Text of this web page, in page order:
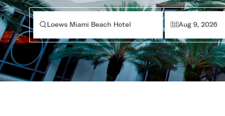
Loews Miami Beach Hotel Aug 9, 2026